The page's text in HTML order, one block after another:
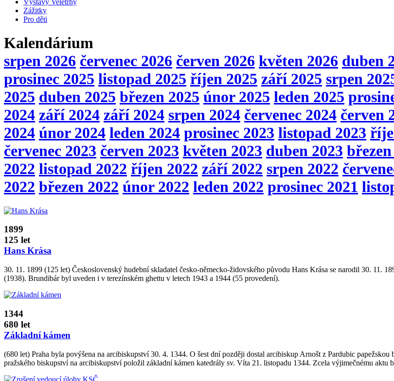
Zážitky
Pro děti
Kalendárium
srpen 2026 červenec 2026 červen 2026 květen 2026 duben
prosinec 2025 listopad 2025 říjen 2025 září 2025 srpen
2025 duben 2025 březen 2025 únor 2025 leden 2025
2024 září 2024 září 2024 srpen 2024 červenec 2024 červen
2024 únor 2024 leden 2024 prosinec 2023 listopad 2023
červenec 2023 červen 2023 květen 2023 duben 2023
2022 listopad 2022 říjen 2022 září 2022 srpen 2022
2022 březen 2022 únor 2022 leden 2022 prosinec 2021
1899
125 let
Hans Krása
30. 11. 1899 (125 let) Československý hudební skladatel česko­‑německo­‑židovského původu Hans Krása se narodil 30. 11.
(1938). Brundibár byl uveden i v terezínském ghettu v letech 1943 a 1944 (55 provedení).
1344
680 let
Základní kámen
(680 let) Praha byla povýšena na arcibiskupství 30. 4. 1344. O šest dní později dostal arcibiskup Arnošt z Pardubic
pražského biskupství na arcibiskupství položil základní kámen katedrály sv. Víta 21. listopadu 1344. Zcela výjimečnému aktu